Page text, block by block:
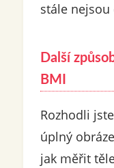
stále nejsou
Další
BMI
Rozhodli
úplný
jak měřit